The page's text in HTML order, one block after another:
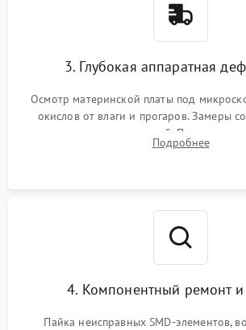
3. Глубокая аппаратная
Осмотр материнской платы под
окислов от влаги и прогаров. Замеры
дежурных напряжений. Проверка
мультиконтроллера, процессора и
Подробнее
4. Компонентный ремонт
Пайка неисправных SMD-элементов,